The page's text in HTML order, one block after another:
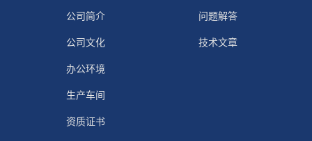
公司简介
公司文化
办公环境
生产车间
资质证书
问题解答
技术文章